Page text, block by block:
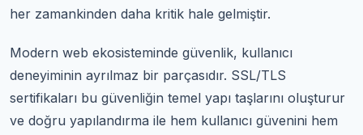
her zamankinden daha kritik hale gelmiştir.
Modern web ekosisteminde güvenlik, kullanıcı
deneyiminin ayrılmaz bir parçasıdır. SSL/TLS
sertifikaları bu güvenliğin temel yapı taşlarını oluşturur
ve doğru yapılandırma ile hem kullanıcı güvenini hem